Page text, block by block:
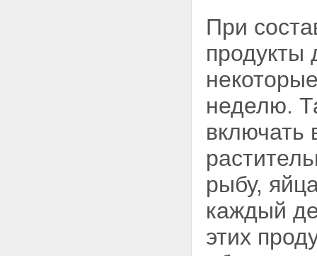
При
продукты
неделю.
включать
рыбу,
каждый
этих